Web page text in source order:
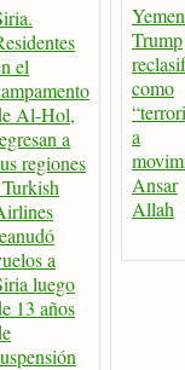
el
Al-Hol,
a
regiones
a
luego
13 años
Trump
como
a
Ansar
Allah